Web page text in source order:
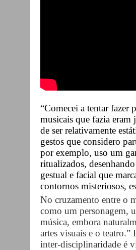
“Comecei a tentar fazer
musicais que fazia eram
de ser relativamente
gestos que considero
por exemplo, uso um
ritualizados,
gestual e facial que
contornos misteriosos,
No cruzamento entre o
como um personagem,
música, embora
artes visuais e o teatro.”
inter-disciplinaridade é